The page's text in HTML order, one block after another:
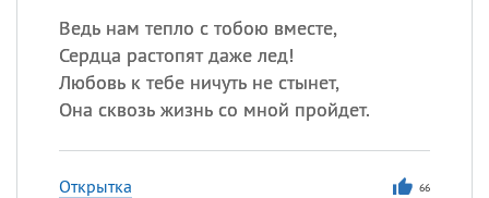
Ведь нам тепло с тобою вместе,
Сердца растопят даже лед!
Любовь к тебе ничуть не стынет,
Она сквозь жизнь со мной пройдет.
Открытка 66